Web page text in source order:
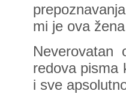
mi je ova
redova pisma
i sve